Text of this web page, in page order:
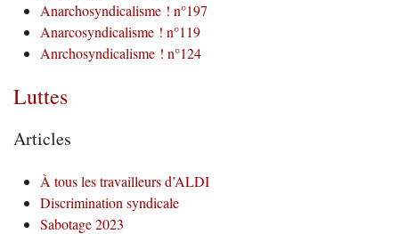
Anarchosyndicalisme ! n°197
Anarcosyndicalisme ! n°119
Anrchosyndicalisme ! n°124
Luttes
Articles
À tous les travailleurs d’ALDI
Discrimination syndicale
Sabotage 2023